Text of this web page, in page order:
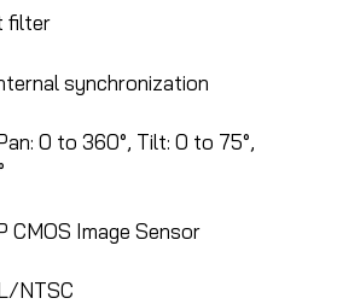
filter
synchronization
0 to 360°, Tilt: 0 to 75°,
CMOS Image Sensor
NTSC